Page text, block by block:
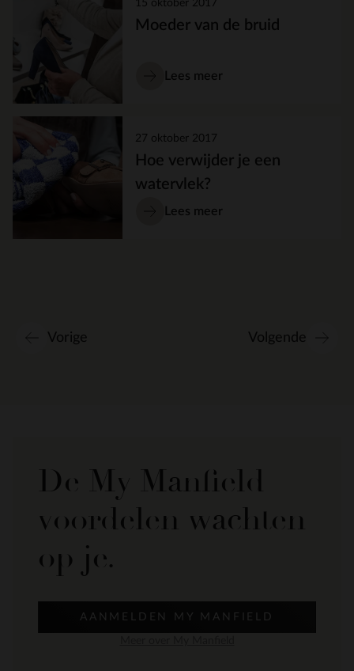
15 oktober 2017
Moeder van de bruid
Lees meer
27 oktober 2017
Hoe verwijder je een
watervlek?
Lees meer
Vorige Volgende
De My Manfield
voordelen wachten
op je.
AANMELDEN MY MANFIELD